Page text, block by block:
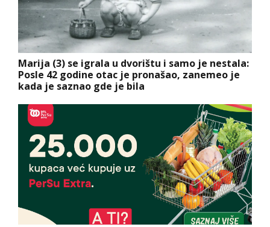
Marija (3) se igrala u dvorištu i samo je nestala:
Posle 42 godine otac je pronašao, zanemeo je
kada je saznao gde je bila